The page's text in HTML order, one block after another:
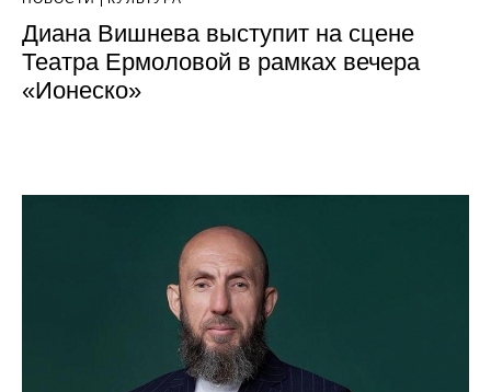
Диана Вишнева выступит на сцене
Театра Ермоловой в рамках вечера
«Ионеско»